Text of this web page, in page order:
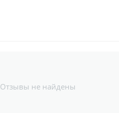
Отзывы не найдены